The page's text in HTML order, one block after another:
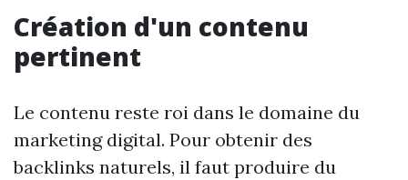
Création d'un contenu
pertinent
Le contenu reste roi dans le domaine du
marketing digital. Pour obtenir des
backlinks naturels, il faut produire du